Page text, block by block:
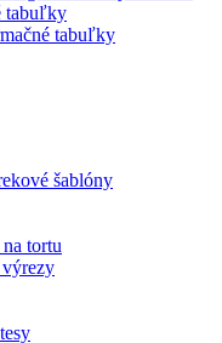
tabuľky
tabuľky
šablóny
tortu